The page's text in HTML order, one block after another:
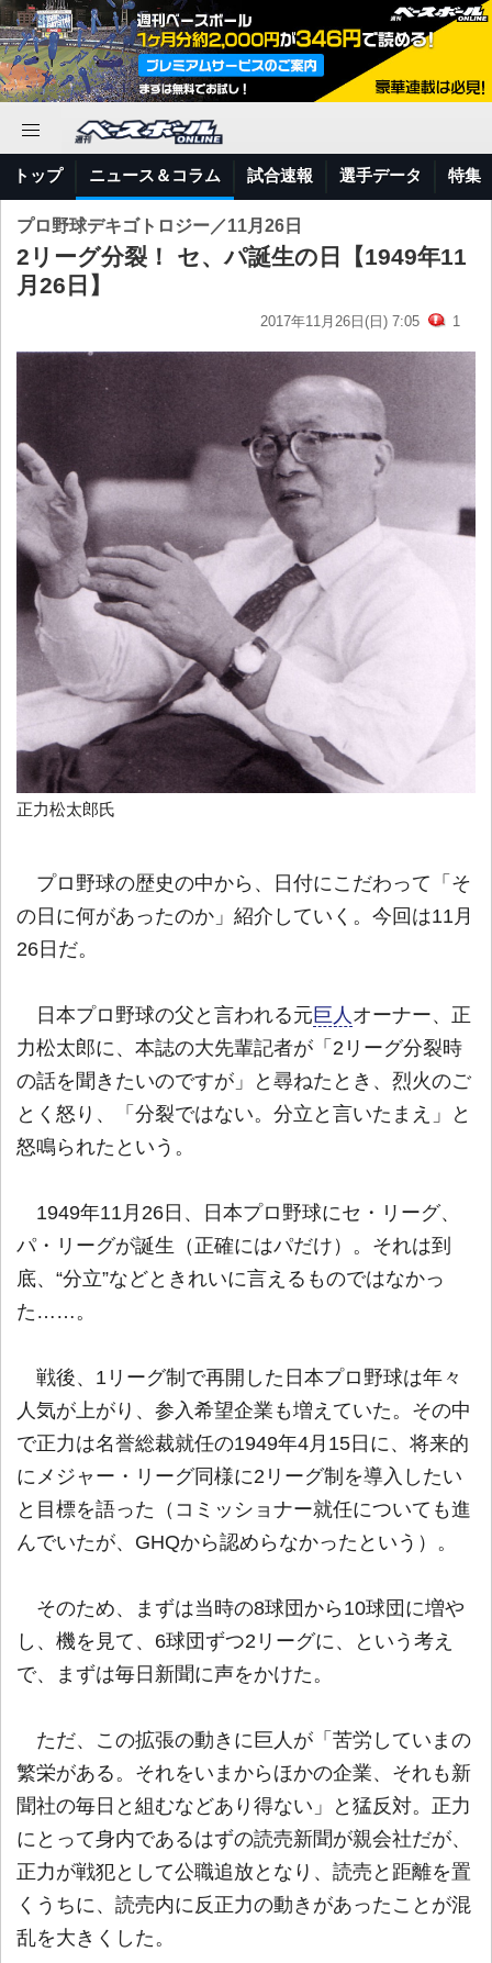
トップ ニュース＆コラム 試合速報 選手データ 特集
プロ野球デキゴトロジー／11月26日
2リーグ分裂！ セ、パ誕生の日【1949年11
月26日】
2017年11月26日(日) 7:05 1
正力松太郎氏
プロ野球の歴史の中から、日付にこだわって「そ
の日に何があったのか」紹介していく。今回は11月
26日だ。
日本プロ野球の父と言われる元 巨人 オーナー、正
力松太郎に、本誌の大先輩記者が「2リーグ分裂時
の話を聞きたいのですが」と尋ねたとき、烈火のご
とく怒り、「分裂ではない。分立と言いたまえ」と
怒鳴られたという。
1949年11月26日、日本プロ野球にセ・リーグ、
パ・リーグが誕生（正確にはパだけ）。それは到
底、“分立”などときれいに言えるものではなかっ
た……。
戦後、1リーグ制で再開した日本プロ野球は年々
人気が上がり、参入希望企業も増えていた。その中
で正力は名誉総裁就任の1949年4月15日に、将来的
にメジャー・リーグ同様に2リーグ制を導入したい
と目標を語った（コミッショナー就任についても進
んでいたが、GHQから認めらなかったという）。
そのため、まずは当時の8球団から10球団に増や
し、機を見て、6球団ずつ2リーグに、という考え
で、まずは毎日新聞に声をかけた。
ただ、この拡張の動きに巨人が「苦労していまの
繁栄がある。それをいまからほかの企業、それも新
聞社の毎日と組むなどあり得ない」と猛反対。正力
にとって身内であるはずの読売新聞が親会社だが、
正力が戦犯として公職追放となり、読売と距離を置
くうちに、読売内に反正力の動きがあったことが混
乱を大きくした。